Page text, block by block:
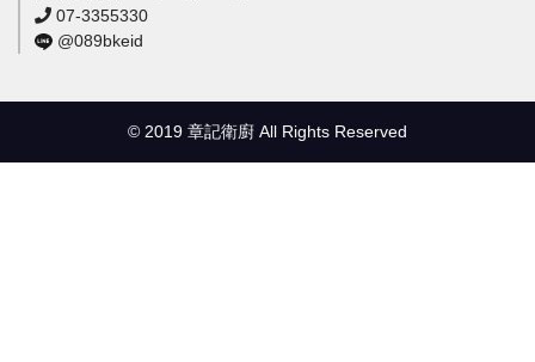
07-3355330
@089bkeid
© 2019 章記衛廚 All Rights Reserved